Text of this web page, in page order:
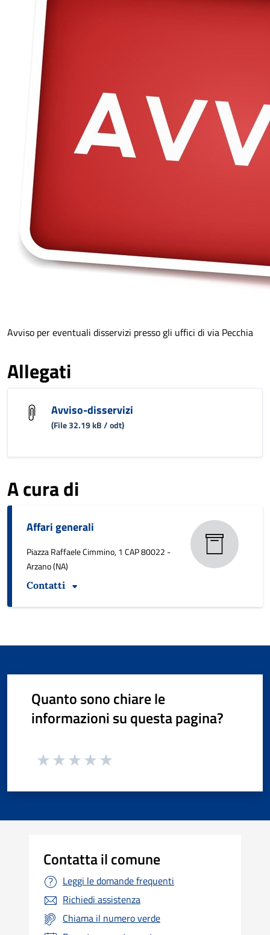
Avviso per eventuali disservizi presso gli uffici di via Pecchia
Allegati
Avviso-disservizi
(File 32.19 kB / odt)
A cura di
Affari generali
Piazza Raffaele Cimmino, 1 CAP 80022 -
Arzano (NA)
Contatti
Quanto sono chiare le
informazioni su questa pagina?
Contatta il comune
Leggi le domande frequenti
Richiedi assistenza
Chiama il numero verde